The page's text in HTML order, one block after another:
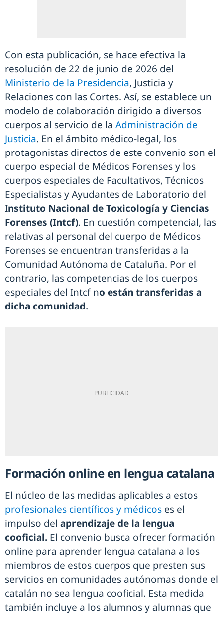
Con esta publicación, se hace efectiva la
resolución de 22 de junio de 2026 del
Ministerio de la Presidencia, Justicia y
Relaciones con las Cortes. Así, se establece un
modelo de colaboración dirigido a diversos
cuerpos al servicio de la Administración de
Justicia. En el ámbito médico-legal, los
protagonistas directos de este convenio son el
cuerpo especial de Médicos Forenses y los
cuerpos especiales de Facultativos, Técnicos
Especialistas y Ayudantes de Laboratorio del
Instituto Nacional de Toxicología y Ciencias
Forenses (Intcf). En cuestión competencial, las
relativas al personal del cuerpo de Médicos
Forenses se encuentran transferidas a la
Comunidad Autónoma de Cataluña. Por el
contrario, las competencias de los cuerpos
especiales del Intcf no están transferidas a
dicha comunidad.
Formación online en lengua catalana
El núcleo de las medidas aplicables a estos
profesionales científicos y médicos es el
impulso del aprendizaje de la lengua
cooficial. El convenio busca ofrecer formación
online para aprender lengua catalana a los
miembros de estos cuerpos que presten sus
servicios en comunidades autónomas donde el
catalán no sea lengua cooficial. Esta medida
también incluye a los alumnos y alumnas que